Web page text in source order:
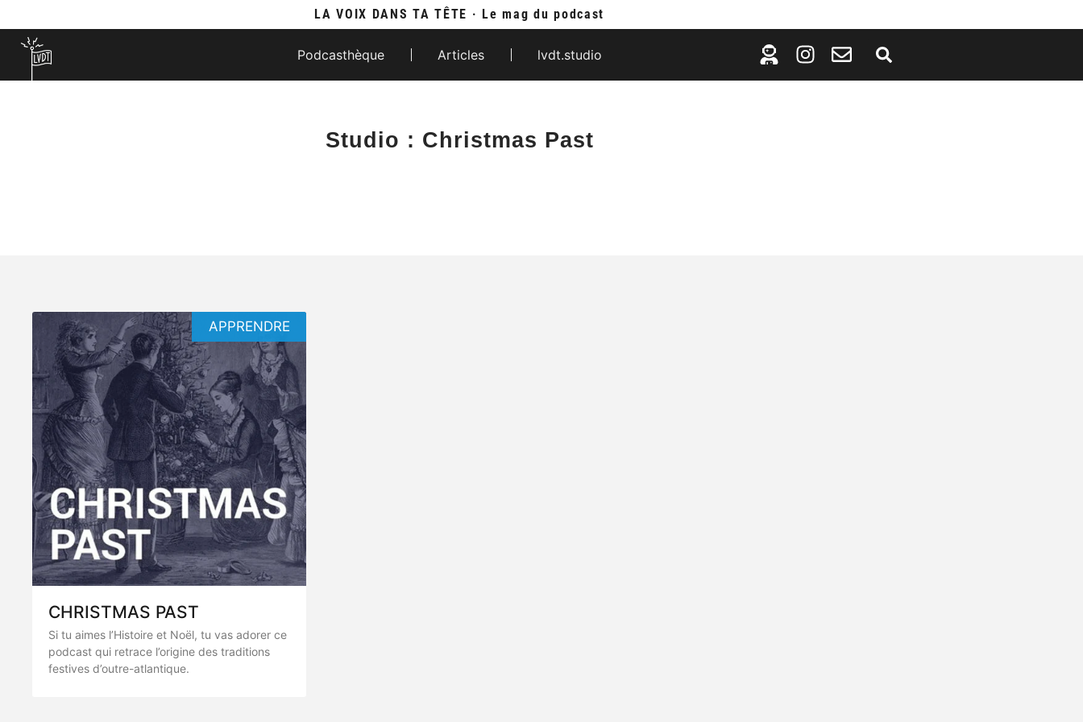
LA VOIX DANS TA TÊTE · Le mag du podcast
Podcasthèque Articles lvdt.studio
Studio : Christmas Past
APPRENDRE
CHRISTMAS PAST
Si tu aimes l’Histoire et Noël, tu vas adorer ce
podcast qui retrace l’origine des traditions
festives d’outre-atlantique.